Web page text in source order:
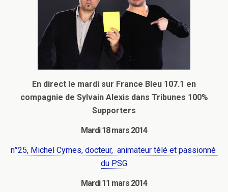
En direct le mardi sur France Bleu 107.1 en
compagnie de Sylvain Alexis dans Tribunes 100%
Supporters
Mardi 18 mars 2014
n°25, Michel Cymes, docteur, animateur télé et passionné
du PSG
Mardi 11 mars 2014